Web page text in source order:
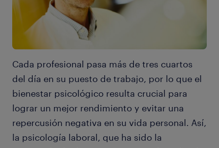
Cada profesional pasa más de tres cuartos
del día en su puesto de trabajo, por lo que el
bienestar psicológico resulta crucial para
lograr un mejor rendimiento y evitar una
repercusión negativa en su vida personal. Así,
la psicología laboral, que ha sido la